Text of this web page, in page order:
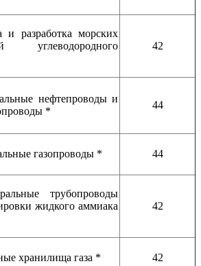
и разработка морских
углеводородного
42
нефтепроводы и
*
44
газопроводы * 44
трубопроводы
жидкого аммиака
42
хранилища газа * 42